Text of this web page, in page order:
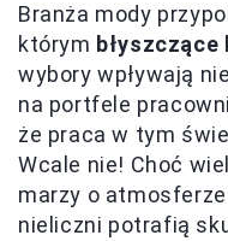
Branża mody
którym błyszczące
wybory wpływają
na portfele
że praca w tym
Wcale nie! Choć
marzy o
nieliczni potrafią